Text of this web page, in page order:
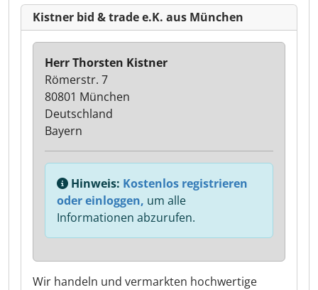
Kistner bid & trade e.K. aus München
Wir handeln und vermarkten hochwertige
Herr Thorsten Kistner
Römerstr. 7
80801 München
Deutschland
Bayern
Hinweis: Kostenlos registrieren
oder einloggen, um alle
Informationen abzurufen.